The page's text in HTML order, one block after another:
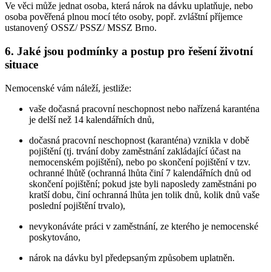
Ve věci může jednat osoba, která nárok na dávku uplatňuje, nebo
osoba pověřená plnou mocí této osoby, popř. zvláštní příjemce
ustanovený OSSZ/ PSSZ/ MSSZ Brno.
6. Jaké jsou podmínky a postup pro řešení životní
situace
Nemocenské vám náleží, jestliže:
vaše dočasná pracovní neschopnost nebo nařízená karanténa
je delší než 14 kalendářních dnů,
dočasná pracovní neschopnost (karanténa) vznikla v době
pojištění (tj. trvání doby zaměstnání zakládající účast na
nemocenském pojištění), nebo po skončení pojištění v tzv.
ochranné lhůtě (ochranná lhůta činí 7 kalendářních dnů od
skončení pojištění; pokud jste byli naposledy zaměstnáni po
kratší dobu, činí ochranná lhůta jen tolik dnů, kolik dnů vaše
poslední pojištění trvalo),
nevykonáváte práci v zaměstnání, ze kterého je nemocenské
poskytováno,
nárok na dávku byl předepsaným způsobem uplatněn.